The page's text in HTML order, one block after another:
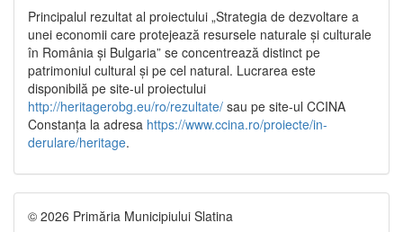
Principalul rezultat al proiectului „Strategia de dezvoltare a
unei economii care protejează resursele naturale și culturale
în România și Bulgaria” se concentrează distinct pe
patrimoniul cultural și pe cel natural. Lucrarea este
disponibilă pe site-ul proiectului
http://heritagerobg.eu/ro/rezultate/ sau pe site-ul CCINA
Constanța la adresa https://www.ccina.ro/proiecte/in-
derulare/heritage.
© 2026 Primăria Municipiului Slatina